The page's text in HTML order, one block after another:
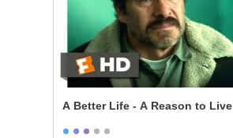
A Better Life - A Reason to Live